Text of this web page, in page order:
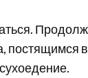
постящимся